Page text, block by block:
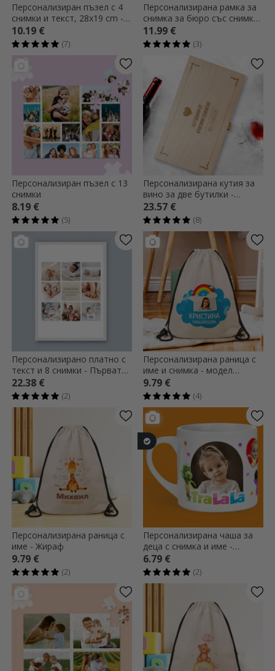
Персонализиран пъзел с 4
снимки и текст, 28x19 cm -
Вашите най-скъпи спомени
10.19 €
(7)
Персонализирана рамка за
снимка за бюро със снимка
и текст - Нашето малко
съкровище
11.99 €
(3)
Персонализиран пъзел с 13
снимки
8.19 €
(5)
Персонализирана кутия за
вино за две бутилки -
Години на спомени
23.57 €
(8)
Персонализирано платно с
текст и 8 снимки - Първата
година на бебето
22.38 €
(2)
Персонализирана раница с
име и снимка - модел
Rainbow
9.79 €
(4)
Персонализирана раница с
име - Жираф
9.79 €
(2)
Персонализирана чаша за
деца с снимка и име -
TraLaLa
6.79 €
(2)